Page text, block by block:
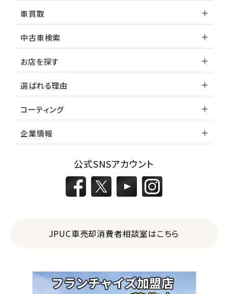
車買取
中古車検索
お店を探す
選ばれる理由
コーティング
企業情報
公式SNSアカウント
JPUC車売却消費者相談室はこちら